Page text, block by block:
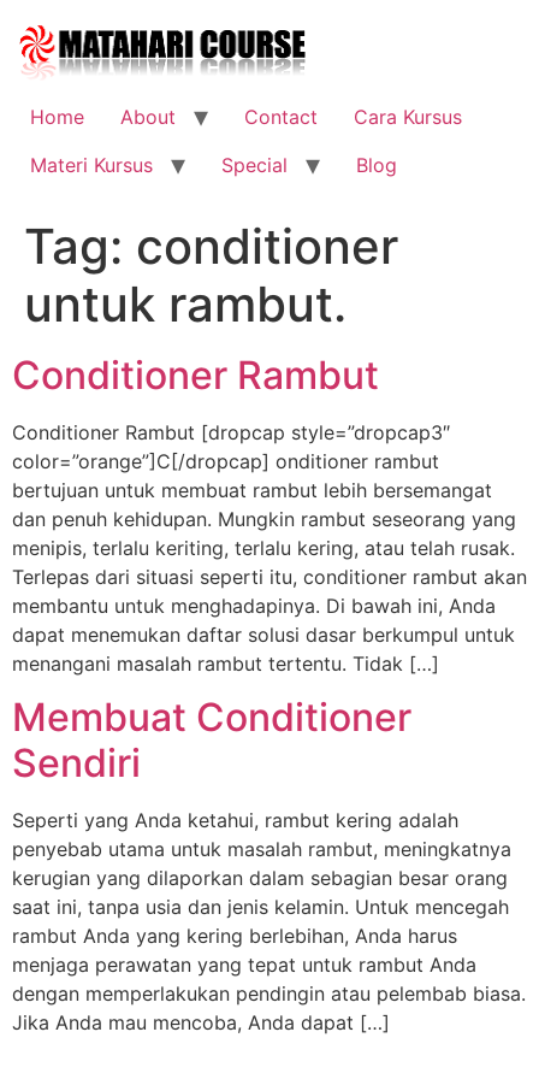
content
Home
About Contact
Cara Kursus
Materi Kursus
Special Blog
Tag: conditioner
untuk rambut.
Conditioner Rambut
Conditioner Rambut [dropcap style=”dropcap3″
color=”orange”]C[/dropcap] onditioner rambut
bertujuan untuk membuat rambut lebih bersemangat
dan penuh kehidupan. Mungkin rambut seseorang yang
menipis, terlalu keriting, terlalu kering, atau telah rusak.
Terlepas dari situasi seperti itu, conditioner rambut akan
membantu untuk menghadapinya. Di bawah ini, Anda
dapat menemukan daftar solusi dasar berkumpul untuk
menangani masalah rambut tertentu. Tidak […]
Membuat Conditioner
Sendiri
Seperti yang Anda ketahui, rambut kering adalah
penyebab utama untuk masalah rambut, meningkatnya
kerugian yang dilaporkan dalam sebagian besar orang
saat ini, tanpa usia dan jenis kelamin. Untuk mencegah
rambut Anda yang kering berlebihan, Anda harus
menjaga perawatan yang tepat untuk rambut Anda
dengan memperlakukan pendingin atau pelembab biasa.
Jika Anda mau mencoba, Anda dapat […]